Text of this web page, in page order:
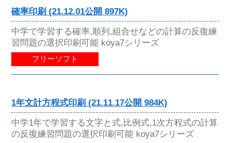
確率印刷 (21.12.01公開 897K)
中学で学習する確率,順列,組合せなどの計算の反復練
習問題の選択印刷可能 koya7シリーズ
フリーソフト
1年文計方程式印刷 (21.11.17公開 984K)
中学1年で学習する文字と式,比例式,1次方程式の計算
の反復練習問題の選択印刷可能 koya7シリーズ